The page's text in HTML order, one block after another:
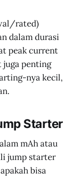
rated)
dalam durasi
peak current
juga penting
nya kecil,
Starter
mAh atau
jump starter
bisa